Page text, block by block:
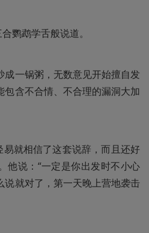
鹦鹉学舌般说道。
一锅粥，无数意见开始擅自发
含不合情、不合理的漏洞大加
易就相信了这套说辞，而且还好
他说：“一定是你出发时不小心
说就对了，第一天晚上营地袭击